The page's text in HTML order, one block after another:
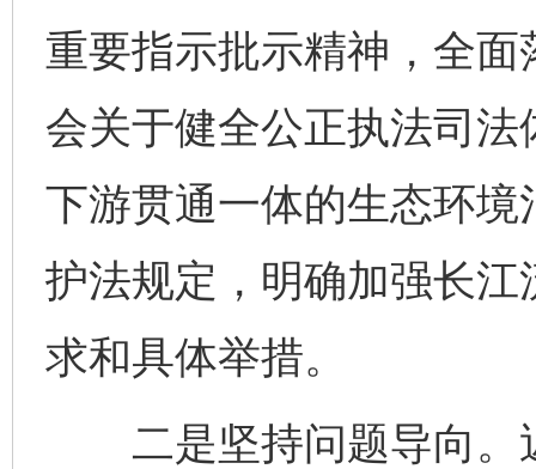
重要指示批示精神，全
会关于健全公正执法司
下游贯通一体的生态环
护法规定，明确加强长
求和具体举措。
二是坚持问题导向。